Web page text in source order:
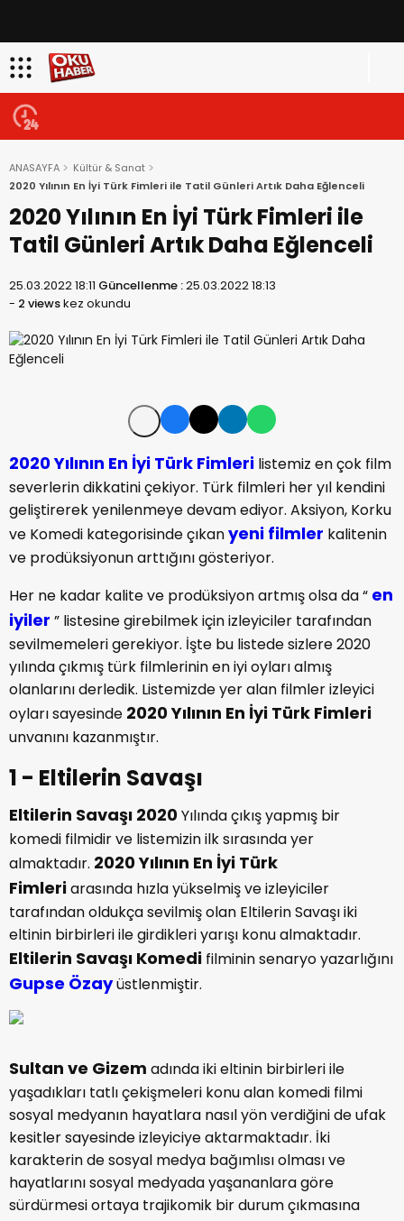
ANASAYFA
Kültür & Sanat
2020 Yılının En İyi Türk Fimleri ile Tatil Günleri Artık Daha Eğlenceli
2020 Yılının En İyi Türk Fimleri ile
Tatil Günleri Artık Daha Eğlenceli
25.03.2022 18:11 Güncellenme :25.03.2022 18:13
- 2 viewskez okundu
2020 Yılının En İyi Türk Fimleri listemiz en çok film
severlerin dikkatini çekiyor. Türk filmleri her yıl kendini
geliştirerek yenilenmeye devam ediyor. Aksiyon, Korku
ve Komedi kategorisinde çıkanyeni filmler kalitenin
ve prodüksiyonun arttığını gösteriyor.
Her ne kadar kalite ve prodüksiyon artmış olsa da “ en
iyiler ” listesine girebilmek için izleyiciler tarafından
sevilmemeleri gerekiyor. İşte bu listede sizlere 2020
yılında çıkmış türk filmlerinin en iyi oyları almış
olanlarını derledik. Listemizde yer alan filmler izleyici
oyları sayesinde 2020 Yılının En İyi Türk Fimleri
unvanını kazanmıştır.
1 - Eltilerin Savaşı
Eltilerin Savaşı 2020Yılında çıkış yapmış bir
komedi filmidir ve listemizin ilk sırasında yer
almaktadır. 2020 Yılının En İyi Türk
Fimleriarasında hızla yükselmiş ve izleyiciler
tarafından oldukça sevilmiş olan Eltilerin Savaşı iki
eltinin birbirleri ile girdikleri yarışı konu almaktadır.
Eltilerin Savaşı Komedi filminin senaryo yazarlığını
Gupse Özayüstlenmiştir.
Sultan ve Gizem adında iki eltinin birbirleri ile
yaşadıkları tatlı çekişmeleri konu alan komedi filmi
sosyal medyanın hayatlara nasıl yön verdiğini de ufak
kesitler sayesinde izleyiciye aktarmaktadır. İki
karakterin de sosyal medya bağımlısı olması ve
hayatlarını sosyal medyada yaşananlara göre
sürdürmesi ortaya trajikomik bir durum çıkmasına